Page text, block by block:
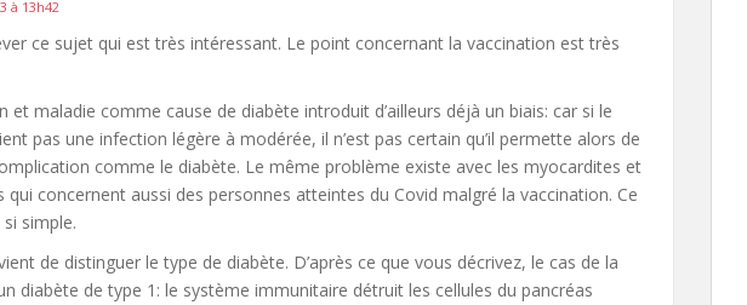
à 13h42
ce sujet qui est très intéressant. Le point concernant la vaccination est très
et maladie comme cause de diabète introduit d’ailleurs déjà un biais: car si le
pas une infection légère à modérée, il n’est pas certain qu’il permette alors de
comme le diabète. Le même problème existe avec les myocardites et
qui concernent aussi des personnes atteintes du Covid malgré la vaccination. Ce
si simple.
de distinguer le type de diabète. D’après ce que vous décrivez, le cas de la
diabète de type 1: le système immunitaire détruit les cellules du pancréas